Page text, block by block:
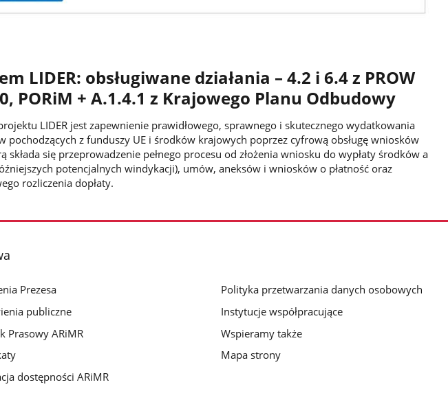
LIDER: obsługiwane działania – 4.2 i 6.4 z PROW
PORiM + A.1.4.1 z Krajowego Planu Odbudowy
LIDER jest zapewnienie prawidłowego, sprawnego i skutecznego wydatkowania
pochodzących z funduszy UE i środków krajowych poprzez cyfrową obsługę wniosków
składa się przeprowadzenie pełnego procesu od złożenia wniosku do wypłaty środków a
potencjalnych windykacji), umów, aneksów i wniosków o płatność oraz
rozliczenia dopłaty.
Prezesa
publiczne
Prasowy ARiMR
dostępności ARiMR
Polityka przetwarzania danych osobowych
Instytucje współpracujące
Wspieramy także
Mapa strony